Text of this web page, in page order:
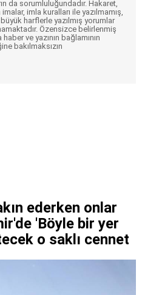
da sorumluluğundadır. Hakaret,
imla kuralları ile yazılmamış,
harflerle yazılmış yorumlar
Özensizce belirlenmiş
ve yazının bağlamının
bakılmaksızın
ederken onlar
'Böyle bir yer
o saklı cennet